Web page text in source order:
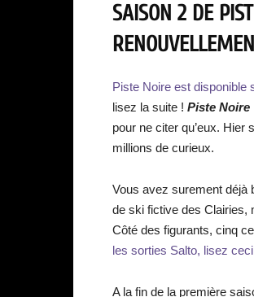
SAISON 2 DE
Piste Noire est disponible
lisez la suite ! Piste Noire
pour ne citer qu’eux.
millions de curieux.
Vous avez surement déjà
de ski fictive des Clairies,
Côté des figurants, cinq
les sorties Salto, lisez
A la fin de la première